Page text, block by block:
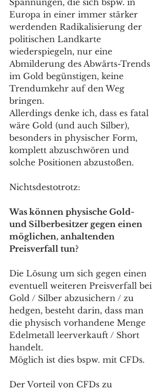
Spannungen, die sich bspw. in
Europa in einer immer stärker
werdenden Radikalisierung der
politischen Landkarte
wiederspiegeln, nur eine
Abmilderung des Abwärts-Trends
im Gold begünstigen, keine
Trendumkehr auf den Weg
bringen.
Allerdings denke ich, dass es fatal
wäre Gold (und auch Silber),
besonders in physischer Form,
komplett abzuschwören und
solche Positionen abzustoßen.
Nichtsdestotrotz:
Was können physische Gold-
und Silberbesitzer gegen einen
möglichen, anhaltenden
Preisverfall tun?
Die Lösung um sich gegen einen
eventuell weiteren Preisverfall bei
Gold / Silber abzusichern / zu
hedgen, besteht darin, dass man
die physisch vorhandene Menge
Edelmetall leerverkauft / Short
handelt.
Möglich ist dies bspw. mit CFDs.
Der Vorteil von CFDs zu